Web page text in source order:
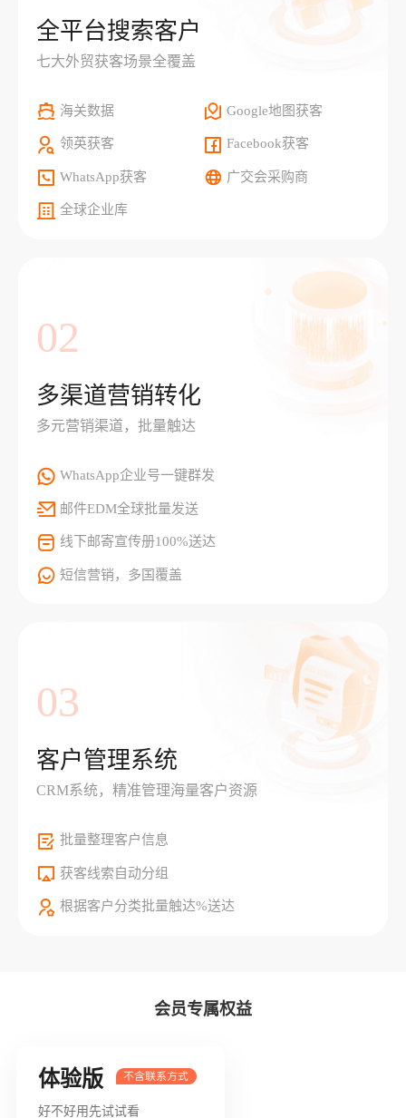
全平台搜索客户
七大外贸获客场景全覆盖
海关数据 Google地图获客
领英获客 Facebook获客
WhatsApp获客 广交会采购商
全球企业库
02
多渠道营销转化
多元营销渠道，批量触达
WhatsApp企业号一键群发
邮件EDM全球批量发送
线下邮寄宣传册100%送达
短信营销，多国覆盖
03
客户管理系统
CRM系统，精准管理海量客户资源
批量整理客户信息
获客线索自动分组
根据客户分类批量触达%送达
会员专属权益
体验版
好不好用先试试看